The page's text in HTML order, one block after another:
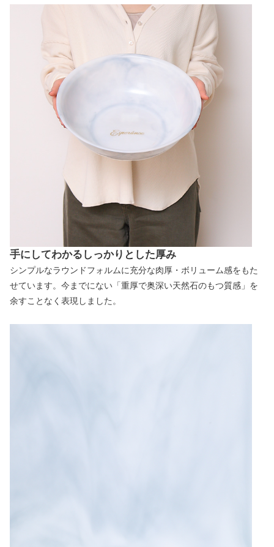
手にしてわかるしっかりとした厚み
シンプルなラウンドフォルムに充分な肉厚・ボリューム感をもた
せています。今までにない「重厚で奥深い天然石のもつ質感」を
余すことなく表現しました。